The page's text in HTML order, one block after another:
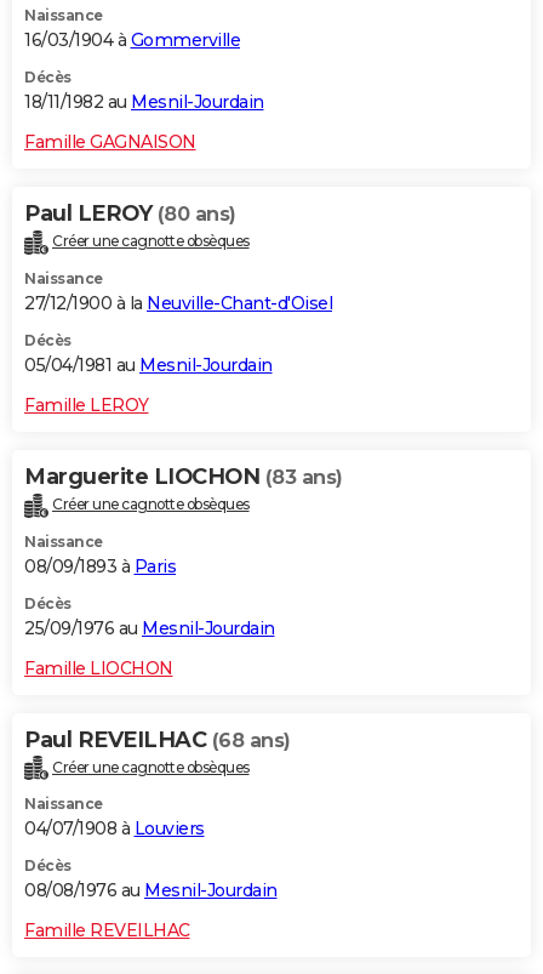
Naissance
16/03/1904 à Gommerville
Décès
18/11/1982 au Mesnil-Jourdain
Famille GAGNAISON
Paul LEROY (80 ans)
Créer une cagnotte obsèques
Naissance
27/12/1900 à la Neuville-Chant-d'Oisel
Décès
05/04/1981 au Mesnil-Jourdain
Famille LEROY
Marguerite LIOCHON (83 ans)
Créer une cagnotte obsèques
Naissance
08/09/1893 à Paris
Décès
25/09/1976 au Mesnil-Jourdain
Famille LIOCHON
Paul REVEILHAC (68 ans)
Créer une cagnotte obsèques
Naissance
04/07/1908 à Louviers
Décès
08/08/1976 au Mesnil-Jourdain
Famille REVEILHAC